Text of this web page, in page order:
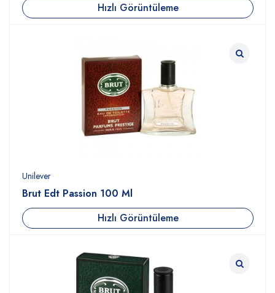
Hızlı Görüntüleme
Unilever
Brut Edt Passion 100 Ml
Hızlı Görüntüleme